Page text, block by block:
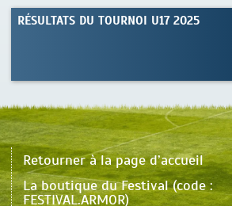
RÉSULTATS DU TOURNOI U17 2025
Retourner à la page d’accueil
La boutique du Festival (code :
FESTIVAL.ARMOR)